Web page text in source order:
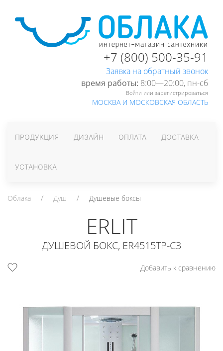
+7 (800) 500-35-91
Заявка на обратный звонок
время работы: 8:00—20:00, пн-cб
Войти или зарегистрироваться
МОСКВА И МОСКОВСКАЯ ОБЛАСТЬ
ПРОДУКЦИЯ ДИЗАЙН ОПЛАТА ДОСТАВКА
УСТАНОВКА
Облака Душ Душевые боксы
ERLIT
ДУШЕВОЙ БОКС, ER4515TP-C3
Добавить к сравнению